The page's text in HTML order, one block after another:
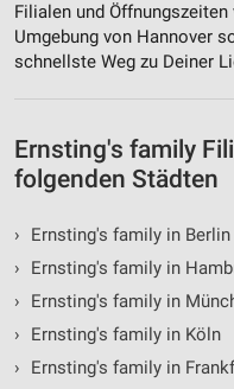
Filialen und
Umgebung von Hannover
schnellste Weg zu Deiner
Ernsting's family
folgenden Städten
›
Ernsting's family in Berlin
›
Ernsting's family in
›
Ernsting's family in
›
Ernsting's family in Köln
›
Ernsting's family in